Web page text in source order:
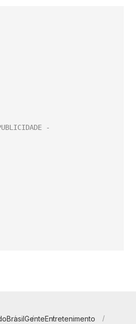
BrasilGenteEntretenimento